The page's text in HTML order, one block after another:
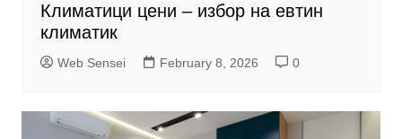
Климатици цени – избор на евтин
климатик
Web Sensei February 8, 2026 0